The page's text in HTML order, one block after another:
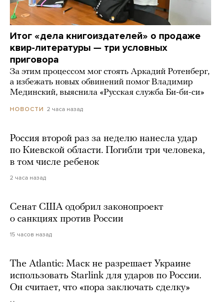
Итог «дела книгоиздателей» о продаже
квир-литературы — три условных
приговора
За этим процессом мог стоять Аркадий Ротенберг,
а избежать новых обвинений помог Владимир
Мединский, выяснила «Русская служба Би-би-си»
НОВОСТИ 2 часа назад
Россия второй раз за неделю нанесла удар
по Киевской области. Погибли три человека,
в том числе ребенок
2 часа назад
Сенат США одобрил законопроект
о санкциях против России
15 часов назад
The Atlantic: Маск не разрешает Украине
использовать Starlink для ударов по России.
Он считает, что «пора заключать сделку»